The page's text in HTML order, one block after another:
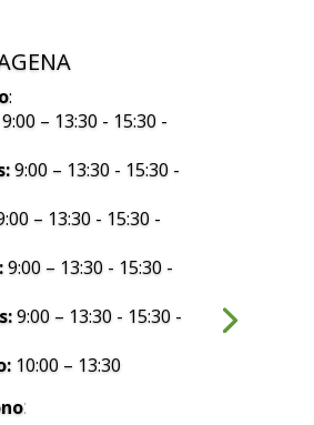
:
9:00 – 13:30 - 15:30 -
9:00 – 13:30 - 15:30 -
– 13:30 - 15:30 -
9:00 – 13:30 - 15:30 -
9:00 – 13:30 - 15:30 -
10:00 – 13:30
: